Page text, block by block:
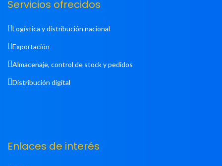
Servicios ofrecidos
Logística y distribución nacional
Exportación
Almacenaje, control de stock y pedidos
Distribución digital
Enlaces de interés